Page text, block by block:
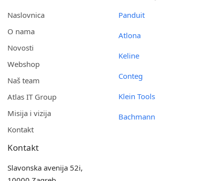
Naslovnica
O nama
Novosti
Webshop
Naš team
Atlas IT Group
Misija i vizija
Kontakt
Panduit
Atlona
Keline
Conteg
Klein Tools
Bachmann
Kontakt
Slavonska avenija 52i,